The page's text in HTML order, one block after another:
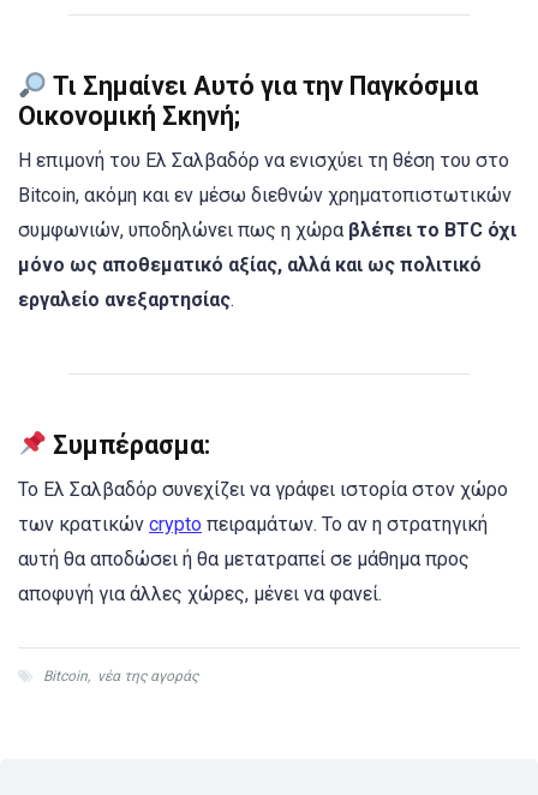
Τι Σημαίνει Αυτό για την Παγκόσμια
Οικονομική Σκηνή;
Η επιμονή του Ελ Σαλβαδόρ να ενισχύει τη θέση του στο
Bitcoin, ακόμη και εν μέσω διεθνών χρηματοπιστωτικών
συμφωνιών, υποδηλώνει πως η χώρα βλέπει το BTC όχι
μόνο ως αποθεματικό αξίας, αλλά και ως πολιτικό
εργαλείο ανεξαρτησίας.
Συμπέρασμα:
Το Ελ Σαλβαδόρ συνεχίζει να γράφει ιστορία στον χώρο
των κρατικών crypto πειραμάτων. Το αν η στρατηγική
αυτή θα αποδώσει ή θα μετατραπεί σε μάθημα προς
αποφυγή για άλλες χώρες, μένει να φανεί.
Bitcoin, νέα της αγοράς